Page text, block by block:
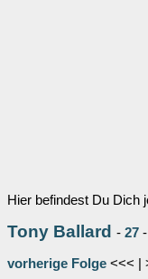
Hier befindest Du Dich
Tony Ballard - 27 -
vorherige Folge <<< |